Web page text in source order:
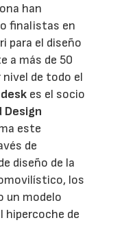
han
finalistas en
para el diseño
a más de 50
nivel de todo el
es el socio
Design
este
de
diseño de la
los
un modelo
hipercoche de